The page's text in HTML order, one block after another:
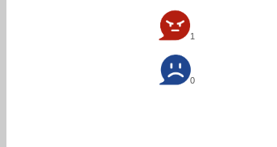
1
0